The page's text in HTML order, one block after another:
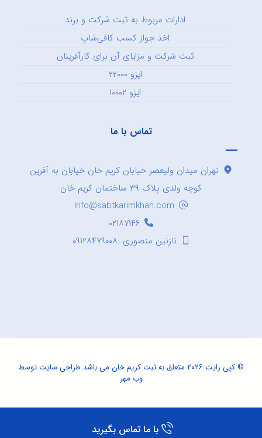
ادارات مربوط به ثبت شرکت و برند
اخذ جواز کسب کافی‌شاپ
ثبت شرکت و مزایای آن برای کارآفرینان
ایزو ۲۲۰۰۰
ایزو ۱۰۰۰۲
تماس با ما
تهران میدان ولیعصر خیابان کریم خان خیابان به آفرین
کوچه ولدی پلاک ۳۹ ساختمان کریم خان
Info@sabtkarimkhan.com
۰۲۱۸۷۱۴۶
نازنین منصوری :۰۹۱۲۸۴۷۹۰۰۸
© کپی رایت ۲۰۲۶ متعلق به ثبت کریم خان می باشد. طراحی سایتتوسط
وب مهر
با ما تماس بگیرید